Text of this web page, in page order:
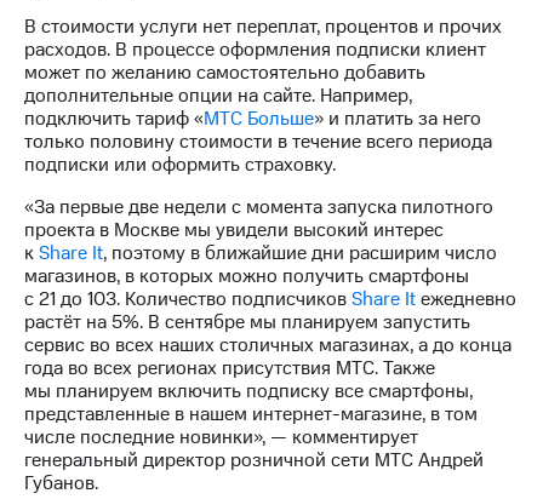
Корпоративный
секретарь
Раскрытие
информации
Информация
акционерам
Документы
"МТС"
Собрания
акционеров
Личный
кабинет
акционера
Акционерный
капитал
Контроль
и
аудит
Рынок
В стоимости услуги нет переплат, процентов и прочих
расходов. В процессе оформления подписки клиент
может по желанию самостоятельно добавить
дополнительные опции на сайте. Например,
подключить тариф «МТС Больше» и платить за него
только половину стоимости в течение всего периода
подписки или оформить страховку.
«За первые две недели с момента запуска пилотного
проекта в Москве мы увидели высокий интерес
кShare It, поэтому в ближайшие дни расширим число
магазинов, в которых можно получить смартфоны
с 21 до 103. Количество подписчиковShare Itежедневно
растёт на 5%. В сентябре мы планируем запустить
сервис во всех наших столичных магазинах, а до конца
года во всех регионах присутствия МТС. Также
мы планируем включить подписку все смартфоны,
представленные в нашем интернет-магазине, в том
числе последние новинки», — комментирует
генеральный директор розничной сети МТС Андрей
Губанов.